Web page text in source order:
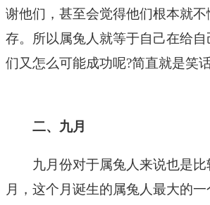
谢他们，甚至会觉得他们根本就
存。所以属兔人就等于自己在给
们又怎么可能成功呢?简直就是笑话
二、九月
九月份对于属兔人来说也是比
月，这个月诞生的属兔人最大的